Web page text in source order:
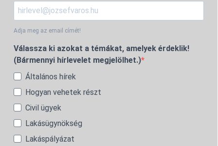
Adja meg az email címét!
Válassza ki azokat a témákat, amelyek érdeklik!
(Bármennyi hírlevelet megjelölhet.)
Általános hírek
Hogyan vehetek részt
Civil ügyek
Lakásügynökség
Lakáspályázat